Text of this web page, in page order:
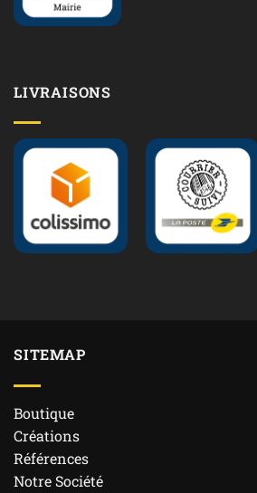
LIVRAISONS
SITEMAP
Boutique
Créations
Références
Notre Société